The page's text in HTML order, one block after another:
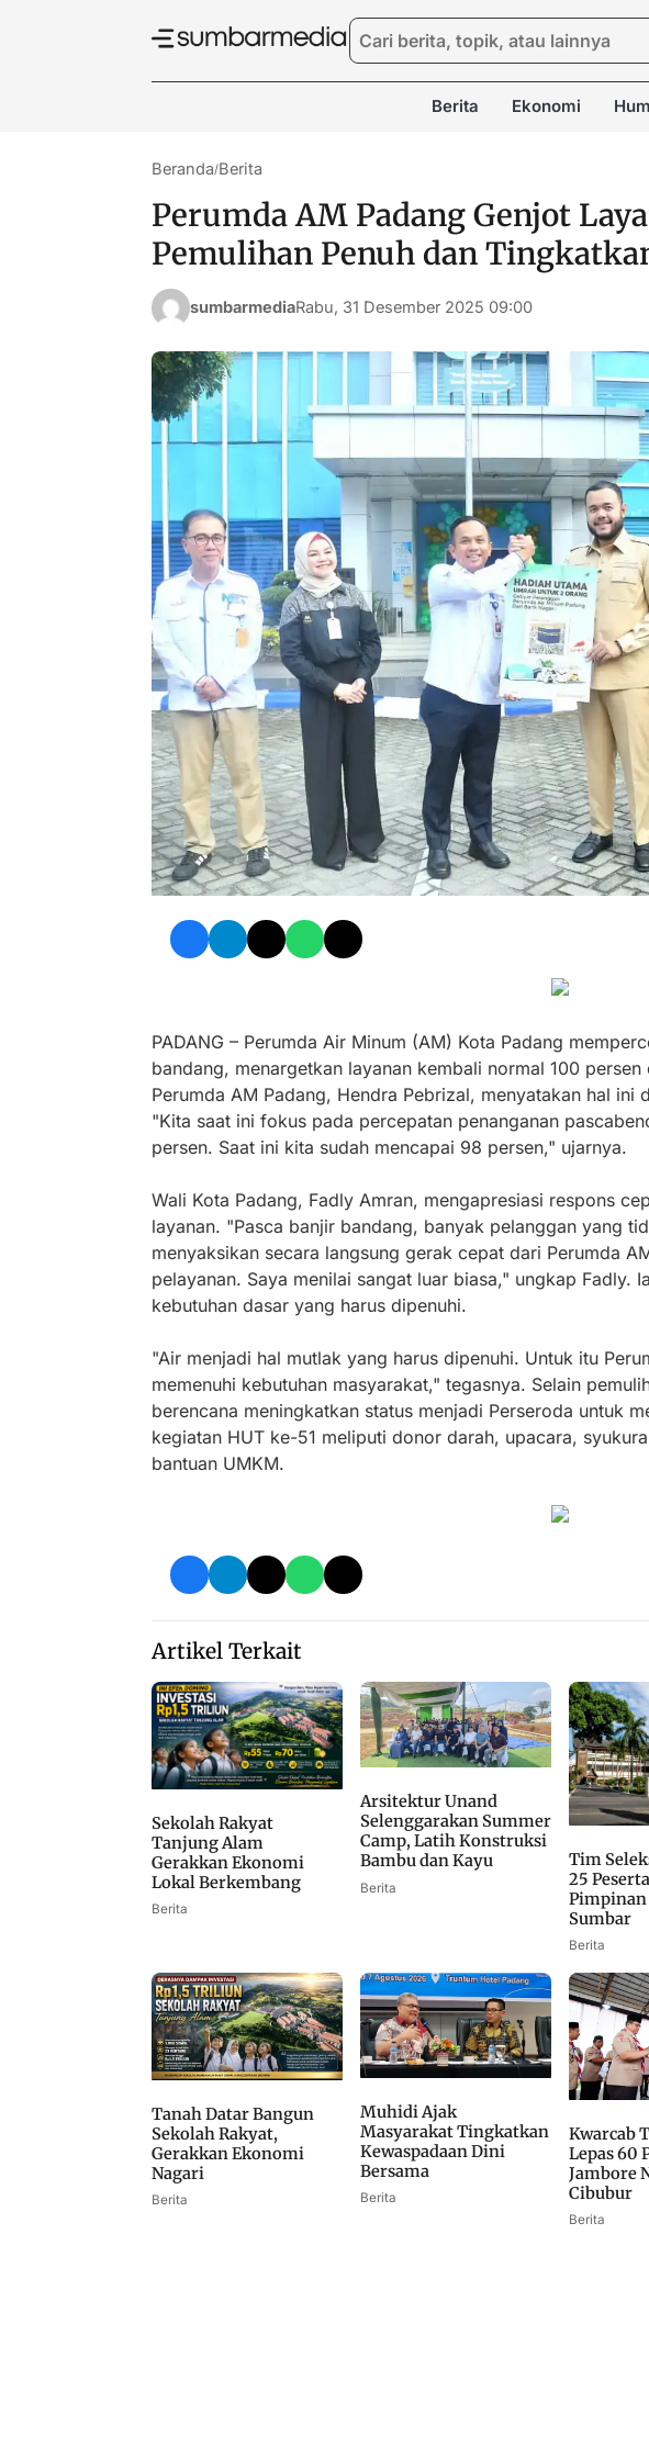
Berita Ekonomi
Beranda/Berita
Perumda AM Padang Genjot
Pemulihan Penuh dan
sumbarmediaRabu, 31 Desember 2025 09:00
PADANG – Perumda Air Minum (AM) Kota Padang
bandang, menargetkan layanan kembali normal 100
Perumda AM Padang, Hendra Pebrizal, menyatakan hal ini
"Kita saat ini fokus pada percepatan penanganan
persen. Saat ini kita sudah mencapai 98 persen," ujarnya.
Wali Kota Padang, Fadly Amran, mengapresiasi respons
layanan. "Pasca banjir bandang, banyak pelanggan yang
menyaksikan secara langsung gerak cepat dari Perumda
pelayanan. Saya menilai sangat luar biasa," ungkap Fadly.
kebutuhan dasar yang harus dipenuhi.
"Air menjadi hal mutlak yang harus dipenuhi. Untuk itu
memenuhi kebutuhan masyarakat," tegasnya. Selain
berencana meningkatkan status menjadi Perseroda untuk
kegiatan HUT ke-51 meliputi donor darah, upacara,
bantuan UMKM.
Artikel Terkait
Sekolah Rakyat
Tanjung Alam
Gerakkan Ekonomi
Lokal Berkembang
Berita
Arsitektur Unand
Selenggarakan Summer
Camp, Latih Konstruksi
Bambu dan Kayu
Berita
Tim
25
Pimpinan
Sumbar
Berita
Tanah Datar Bangun
Sekolah Rakyat,
Gerakkan Ekonomi
Nagari
Berita
Muhidi Ajak
Masyarakat Tingkatkan
Kewaspadaan Dini
Bersama
Berita
Kwarcab
Lepas 60
Jambore
Cibubur
Berita